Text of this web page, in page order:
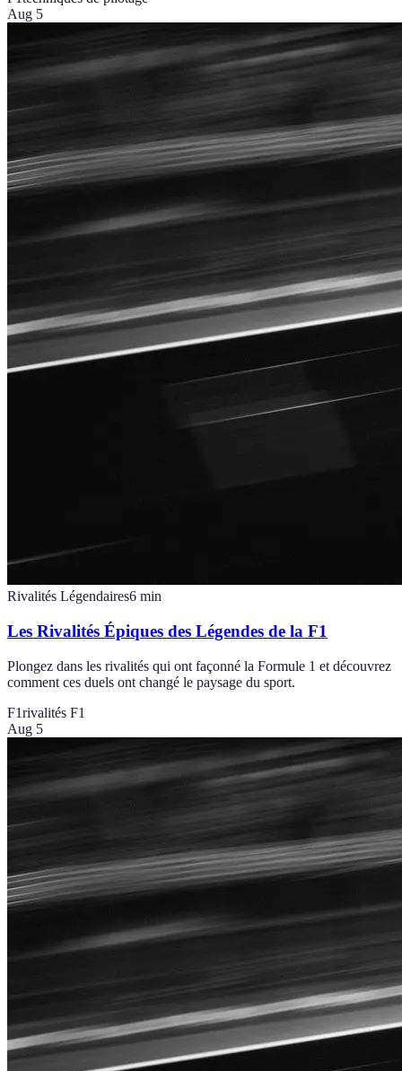
Aug 5
Rivalités Légendaires6 min
Les Rivalités Épiques des Légendes de la F1
Plongez dans les rivalités qui ont façonné la Formule 1 et découvrez
comment ces duels ont changé le paysage du sport.
F1rivalités F1
Aug 5